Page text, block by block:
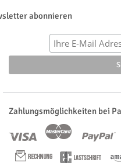
abonnieren
Zahlungsmöglichkeiten bei